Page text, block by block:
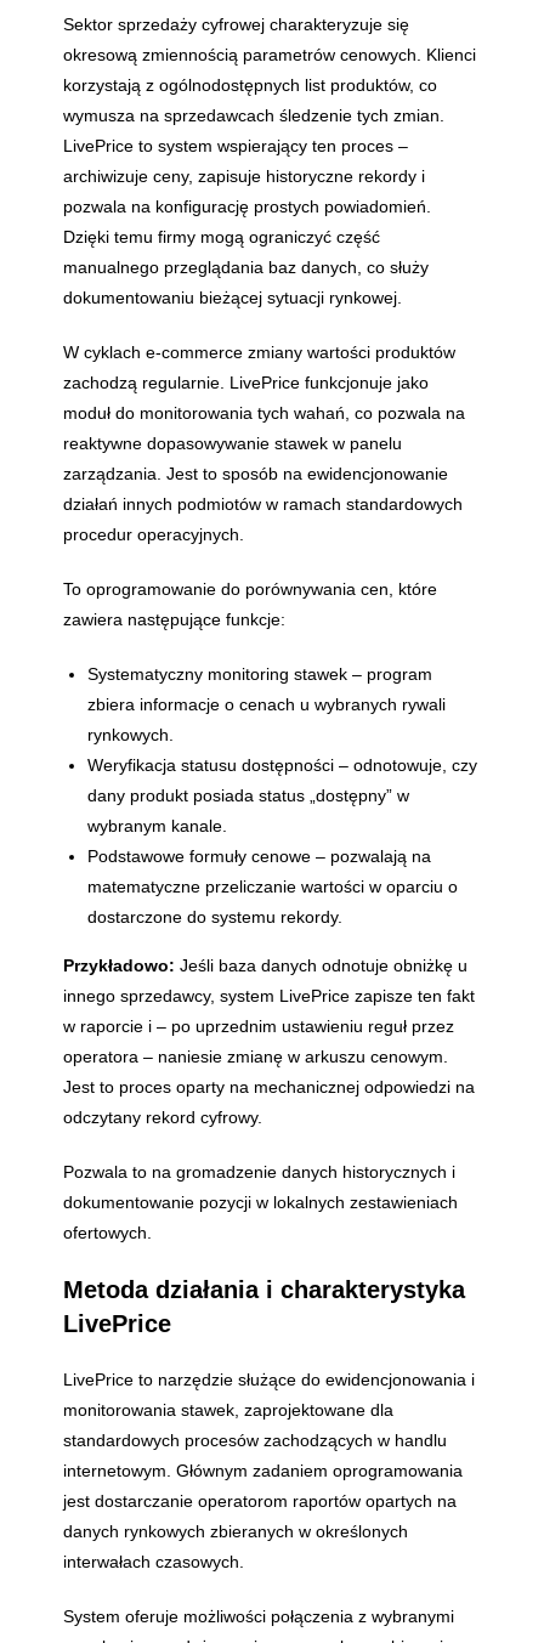
Sektor sprzedaży cyfrowej charakteryzuje się
okresową zmiennością parametrów cenowych. Klienci
korzystają z ogólnodostępnych list produktów, co
wymusza na sprzedawcach śledzenie tych zmian.
LivePrice to system wspierający ten proces –
archiwizuje ceny, zapisuje historyczne rekordy i
pozwala na konfigurację prostych powiadomień.
Dzięki temu firmy mogą ograniczyć część
manualnego przeglądania baz danych, co służy
dokumentowaniu bieżącej sytuacji rynkowej.
W cyklach e-commerce zmiany wartości produktów
zachodzą regularnie. LivePrice funkcjonuje jako
moduł do monitorowania tych wahań, co pozwala na
reaktywne dopasowywanie stawek w panelu
zarządzania. Jest to sposób na ewidencjonowanie
działań innych podmiotów w ramach standardowych
procedur operacyjnych.
To oprogramowanie do porównywania cen, które
zawiera następujące funkcje:
Systematyczny monitoring stawek – program
zbiera informacje o cenach u wybranych rywali
rynkowych.
Weryfikacja statusu dostępności – odnotowuje, czy
dany produkt posiada status „dostępny” w
wybranym kanale.
Podstawowe formuły cenowe – pozwalają na
matematyczne przeliczanie wartości w oparciu o
dostarczone do systemu rekordy.
Przykładowo: Jeśli baza danych odnotuje obniżkę u
innego sprzedawcy, system LivePrice zapisze ten fakt
w raporcie i – po uprzednim ustawieniu reguł przez
operatora – naniesie zmianę w arkuszu cenowym.
Jest to proces oparty na mechanicznej odpowiedzi na
odczytany rekord cyfrowy.
Pozwala to na gromadzenie danych historycznych i
dokumentowanie pozycji w lokalnych zestawieniach
ofertowych.
Metoda działania i charakterystyka
LivePrice
LivePrice to narzędzie służące do ewidencjonowania i
monitorowania stawek, zaprojektowane dla
standardowych procesów zachodzących w handlu
internetowym. Głównym zadaniem oprogramowania
jest dostarczanie operatorom raportów opartych na
danych rynkowych zbieranych w określonych
interwałach czasowych.
System oferuje możliwości połączenia z wybranymi